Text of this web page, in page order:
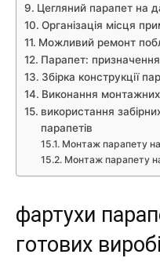
Цегляний парапет на
Організація місця
Можливий ремонт
Парапет: призначення
Збірка конструкції
Виконання монтажних
використання
парапетів
Монтаж парапету
Монтаж парапету
фартухи
готових